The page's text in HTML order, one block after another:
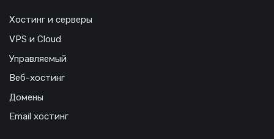
Хостинг и серверы
VPS и Cloud
Управляемый
Веб-хостинг
Домены
Email хостинг